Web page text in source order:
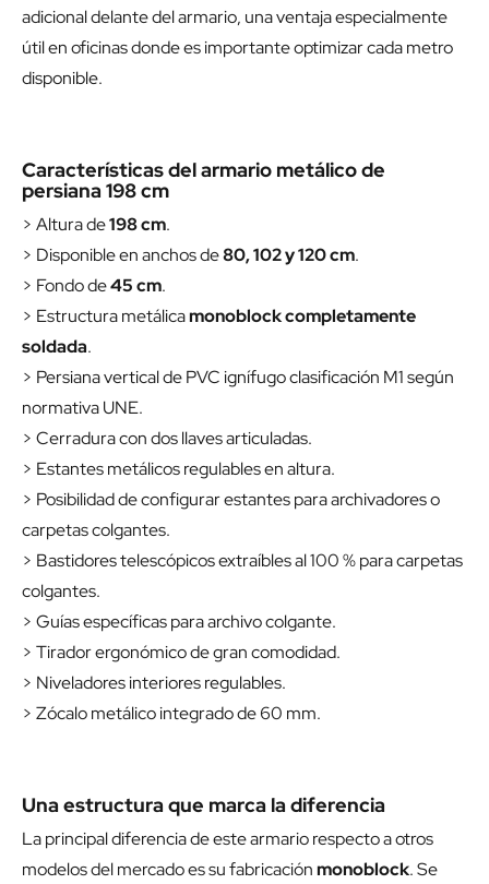
adicional delante del armario, una ventaja especialmente
útil en oficinas donde es importante optimizar cada metro
disponible.
Características del armario metálico de
persiana 198 cm
> Altura de198 cm.
> Disponible en anchos de80, 102 y 120 cm.
> Fondo de45 cm.
> Estructura metálicamonoblock completamente
soldada.
> Persiana vertical de PVC ignífugo clasificación M1 según
normativa UNE.
> Cerradura con dos llaves articuladas.
> Estantes metálicos regulables en altura.
> Posibilidad de configurar estantes para archivadores o
carpetas colgantes.
> Bastidores telescópicos extraíbles al 100 % para carpetas
colgantes.
> Guías específicas para archivo colgante.
> Tirador ergonómico de gran comodidad.
> Niveladores interiores regulables.
> Zócalo metálico integrado de 60 mm.
Una estructura que marca la diferencia
La principal diferencia de este armario respecto a otros
modelos del mercado es su fabricaciónmonoblock. Se